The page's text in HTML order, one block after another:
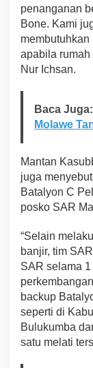
penanganan
Bone. Kami
apabila rumah
Nur Ichsan.
Baca Juga:
Molawe
Mantan
juga
Batalyon C
posko SAR
“Selain
banjir, tim
SAR selama
backup
seperti di
Bulukumba
satu melati